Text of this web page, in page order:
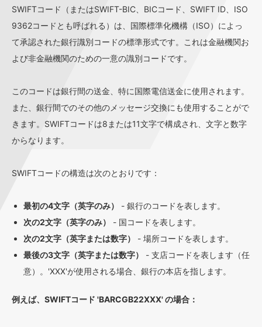
SWIFTコード（またはSWIFT-BIC、BICコード、SWIFT ID、ISO
9362コードとも呼ばれる）は、国際標準化機構（ISO）によっ
て承認された銀行識別コードの標準形式です。これは金融機関お
よび非金融機関のための一意の識別コードです。
このコードは銀行間の送金、特に国際電信送金に使用されます。
また、銀行間でのその他のメッセージ交換にも使用することがで
きます。SWIFTコードは8または11文字で構成され、文字と数字
からなります。
SWIFTコードの構造は次のとおりです：
最初の4文字（英字のみ）
- 銀行のコードを表します。
次の2文字（英字のみ）
- 国コードを表します。
次の2文字（英字または数字）
- 場所コードを表します。
最後の3文字（英字または数字）
- 支店コードを表します（任
意）。'XXX'が使用される場合、銀行の本店を指します。
例えば、SWIFTコード 'BARCGB22XXX' の場合：